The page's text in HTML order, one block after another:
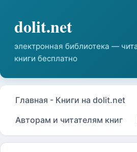
Главная - Книги на dolit.net
Авторам и читателям книг